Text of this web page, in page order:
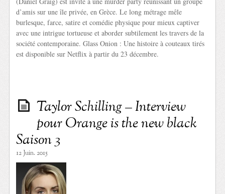
d’amis sur une île privée, en Grèce. Le long métrage mêle
burlesque, farce, satire et comédie physique pour mieux captiver
avec une intrigue tortueuse et aborder subtilement les travers de la
société contemporaine. Glass Onion : Une histoire à couteaux tirés
est disponible sur Netflix à partir du 23 décembre.
Taylor Schilling – Interview
pour Orange is the new black
Saison 3
12 Juin. 2015